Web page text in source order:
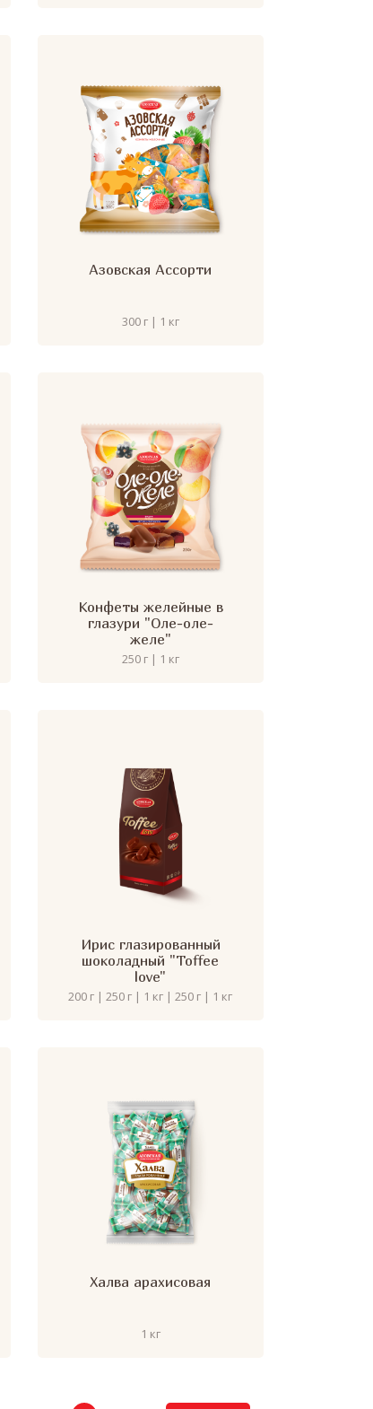
Азовская Ассорти
300 г | 1 кг
Конфеты желейные в
глазури "Оле-оле-
желе"
250 г | 1 кг
Ирис глазированный
шоколадный "Toffee
love"
200 г | 250 г | 1 кг | 250 г | 1 кг
Халва арахисовая
1 кг